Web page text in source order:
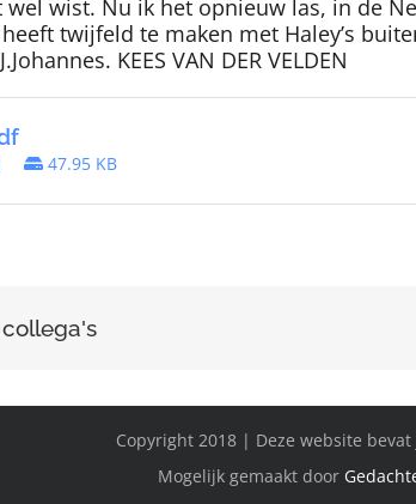
wist. Nu ik het opnieuw las, in de
twijfeld te maken met Haley’s
KEES VAN DER VELDEN
47.95 KB
Copyright 2018 | Deze website
Mogelijk gemaakt door